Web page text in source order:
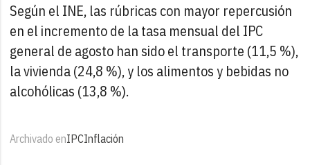
Según el INE, las rúbricas con mayor repercusión
en el incremento de la tasa mensual del IPC
general de agosto han sido el transporte (11,5 %),
la vivienda (24,8 %), y los alimentos y bebidas no
alcohólicas (13,8 %).
Archivado enIPCInflación